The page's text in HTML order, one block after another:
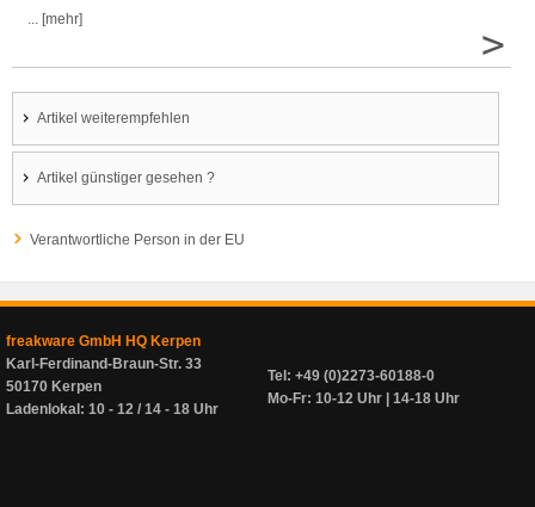
... [mehr]
>
Artikel weiterempfehlen
Artikel günstiger gesehen ?
Verantwortliche Person in der EU
freakware GmbH HQ Kerpen
Karl-Ferdinand-Braun-Str. 33
50170 Kerpen
Ladenlokal: 10 - 12 / 14 - 18 Uhr
Tel: +49 (0)2273-60188-0
Mo-Fr: 10-12 Uhr | 14-18 Uhr